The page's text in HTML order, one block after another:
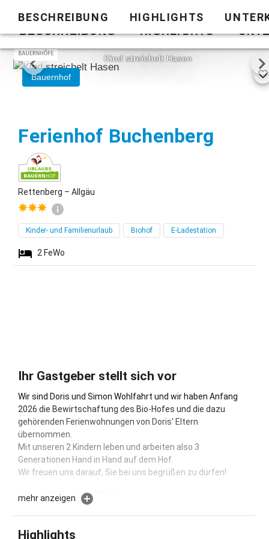
Zurück zur
Liste
BESCHREIBUNG HIGHLIGHTS
Bauernhof
Kind streichelt Hasen
BESCHREIBUNG HIGHLIGHTS
Ferienhof Buchenberg
Rettenberg – Allgäu
Kinder- und Familienurlaub Biohof E-Ladestation
2 FeWo
Ihr Gastgeber stellt sich vor
Wir sind Doris und Simon Wohlfahrt und wir haben Anfang
2026 die Bewirtschaftung des Bio-Hofes und die dazu
gehörenden Ferienwohnungen von Doris' Eltern
übernommen.
Mit unseren 2 Kindern leben und arbeiten also 3
Generationen Hand in Hand auf dem Hof.
Wir freuen uns darauf, Sie bei uns begrüßen zu dürfen!
Urlaub für Groß und Klein
Bioland Bauernhof - herzliche, kinderfreundl. Atmosphäre -
viele Tiere - großer, vielseitiger Spielplatz und Spielraum -
mehr anzeigen
Highlights